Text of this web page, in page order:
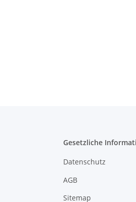
Gesetzliche
Datenschutz
AGB
Sitemap